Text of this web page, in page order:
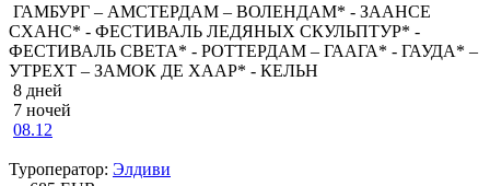
ГАМБУРГ – АМСТЕРДАМ – ВОЛЕНДАМ* - ЗААНСЕ
СХАНС* - ФЕСТИВАЛЬ ЛЕДЯНЫХ СКУЛЬПТУР* -
ФЕСТИВАЛЬ СВЕТА* - РОТТЕРДАМ – ГААГА* - ГАУДА* –
УТРЕХТ – ЗАМОК ДЕ ХААР* - КЕЛЬН
8 дней
7 ночей
08.12
Туроператор: Элдиви